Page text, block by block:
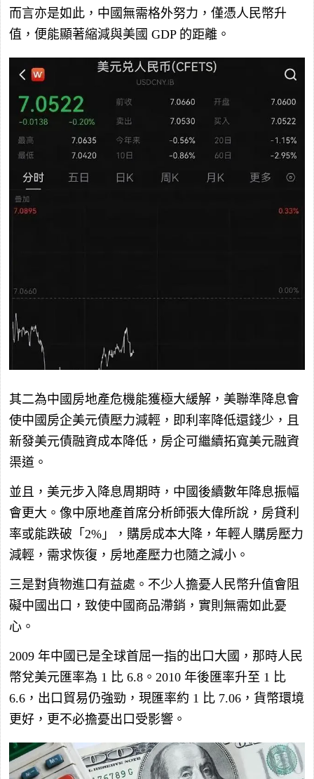
而言亦是如此，中國無需格外努力，僅憑人民幣升
值，便能顯著縮減與美國 GDP 的距離。
其二為中國房地產危機能獲極大緩解，美聯準降息會
使中國房企美元債壓力減輕，即利率降低還錢少，且
新發美元債融資成本降低，房企可繼續拓寬美元融資
渠道。
並且，美元步入降息周期時，中國後續數年降息振幅
會更大。像中原地產首席分析師張大偉所說，房貸利
率或能跌破「2%」，購房成本大降，年輕人購房壓力
減輕，需求恢復，房地產壓力也隨之減小。
三是對貨物進口有益處。不少人擔憂人民幣升值會阻
礙中國出口，致使中國商品滯銷，實則無需如此憂
心。
2009 年中國已是全球首屈一指的出口大國，那時人民
幣兌美元匯率為 1 比 6.8。2010 年後匯率升至 1 比
6.6，出口貿易仍強勁，現匯率約 1 比 7.06，貨幣環境
更好，更不必擔憂出口受影響。